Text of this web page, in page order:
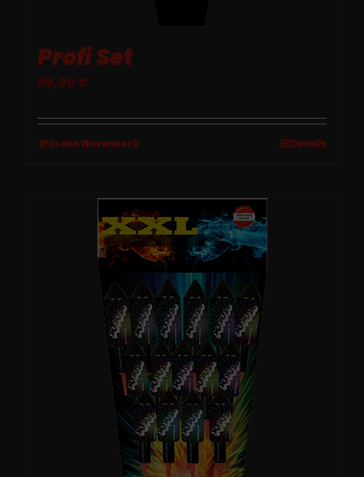
Profi Set
99,90€
In den Warenkorb Details